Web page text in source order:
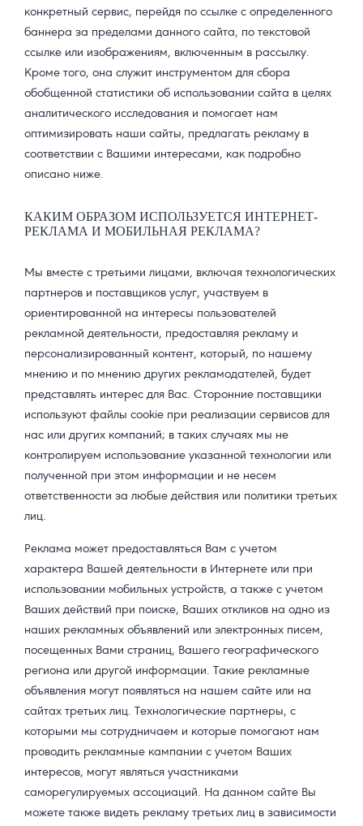
конкретный сервис, перейдя по ссылке с определенного
баннера за пределами данного сайта, по текстовой
ссылке или изображениям, включенным в рассылку.
Кроме того, она служит инструментом для сбора
обобщенной статистики об использовании сайта в целях
аналитического исследования и помогает нам
оптимизировать наши сайты, предлагать рекламу в
соответствии с Вашими интересами, как подробно
описано ниже.
КАКИМ ОБРАЗОМ ИСПОЛЬЗУЕТСЯ ИНТЕРНЕТ-
РЕКЛАМА И МОБИЛЬНАЯ РЕКЛАМА?
Мы вместе с третьими лицами, включая технологических
партнеров и поставщиков услуг, участвуем в
ориентированной на интересы пользователей
рекламной деятельности, предоставляя рекламу и
персонализированный контент, который, по нашему
мнению и по мнению других рекламодателей, будет
представлять интерес для Вас. Сторонние поставщики
используют файлы cookie при реализации сервисов для
нас или других компаний; в таких случаях мы не
контролируем использование указанной технологии или
полученной при этом информации и не несем
ответственности за любые действия или политики третьих
лиц.
Реклама может предоставляться Вам с учетом
характера Вашей деятельности в Интернете или при
использовании мобильных устройств, а также с учетом
Ваших действий при поиске, Ваших откликов на одно из
наших рекламных объявлений или электронных писем,
посещенных Вами страниц, Вашего географического
региона или другой информации. Такие рекламные
объявления могут появляться на нашем сайте или на
сайтах третьих лиц. Технологические партнеры, с
которыми мы сотрудничаем и которые помогают нам
проводить рекламные кампании с учетом Ваших
интересов, могут являться участниками
саморегулируемых ассоциаций. На данном сайте Вы
можете также видеть рекламу третьих лиц в зависимости